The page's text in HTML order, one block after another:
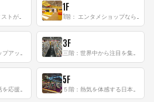
1F
3F
5F